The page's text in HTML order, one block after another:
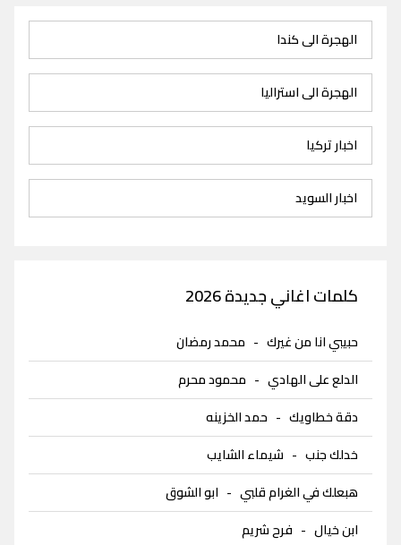
الهجرة الى كندا
الهجرة الى استراليا
اخبار تركيا
اخبار السويد
كلمات اغاني جديدة 2026
حبيبي انا من غيرك - محمد رمضان
الدلع على الهادي - محمود محرم
دقة خطاويك - حمد الخزينه
خدلك جنب - شيماء الشايب
هبعلك في الغرام قلبي - ابو الشوق
ابن خيال - فرح شريم